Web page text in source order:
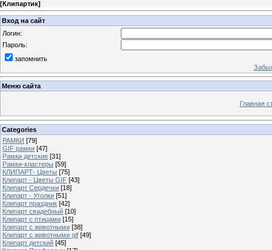
[Клипартик]
Вход на сайт
Логин:
Пароль:
запомнить
Меню сайта
Главная
Categories
РАМКИ [79]
GIF рамки [47]
Рамки детские [31]
Рамки-кластеры [59]
КЛИПАРТ- Цветы [75]
Клипарт - Цветы GIF [43]
Клипарт Сердечки [18]
Клипарт - Уголки [51]
Клипарт праздник [42]
Клипарт свадебный [10]
Клипарт с птицами [15]
Клипарт с животными [38]
Клипарт с животными gif [49]
Клипарт детский [45]